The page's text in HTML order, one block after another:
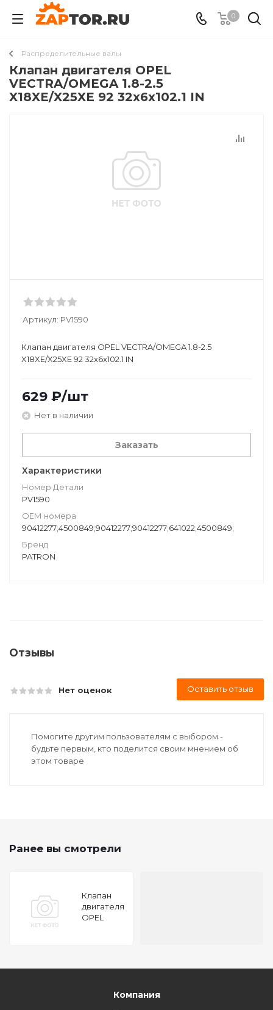
0
Распределительные валы
Клапан двигателя OPEL
VECTRA/OMEGA 1.8-2.5
X18XE/X25XE 92 32x6x102.1 IN
Артикул: PV1590
Клапан двигателя OPEL VECTRA/OMEGA 1.8-2.5
X18XE/X25XE 92 32x6x102.1 IN
629 ₽/шт
Нет в наличии
Заказать
Характеристики
Номер Детали
PV1590
ОЕМ номера
90412277;4500849;90412277;90412277;641022;4500849;
Бренд
PATRON
Отзывы
Нет оценок Оставить отзыв
Помогите другим пользователям с выбором -
будьте первым, кто поделится своим мнением об
этом товаре
Ранее вы смотрели
Клапан
двигателя
OPEL
Компания